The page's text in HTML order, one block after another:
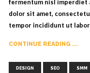
fermentum nisl imperdiet
dolor sit amet,
tempor incididunt ut
CONTINUE READING ...
DESIGN SEO SMM